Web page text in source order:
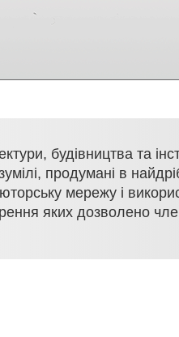
будівництва та
продумані в
мережу і
яких дозволено